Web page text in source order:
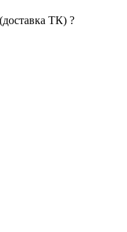
ТК) ?